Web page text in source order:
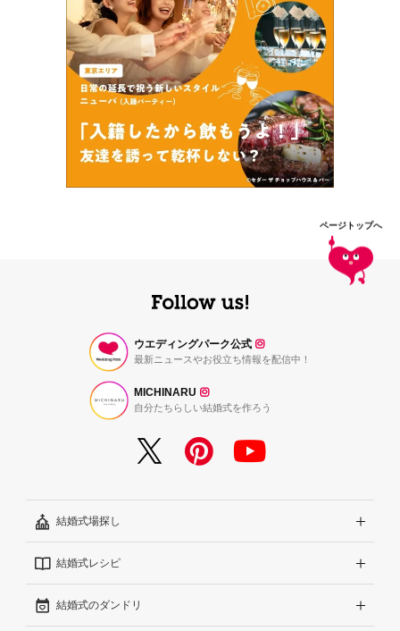
ページトップへ
ウエディングパーク公式
最新ニュースやお役立ち情報を配信中！
MICHINARU
自分たちらしい結婚式を作ろう
結婚式場探し
エリアから探す
こだわりから探す
結婚式レシピ
結婚式準備レポート『ハナレポ』
結婚式のダンドリ